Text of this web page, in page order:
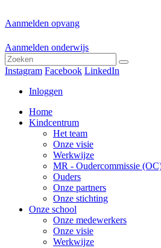
Aanmelden opvang
Aanmelden onderwijs
Instagram Facebook LinkedIn
Inloggen
Home
Kindcentrum
Het team
Onze visie
Werkwijze
MR - Oudercommissie
Ouders
Onze partners
Onze stichting
Onze school
Onze medewerkers
Onze visie
Werkwijze